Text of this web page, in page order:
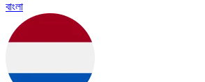
বাংলা